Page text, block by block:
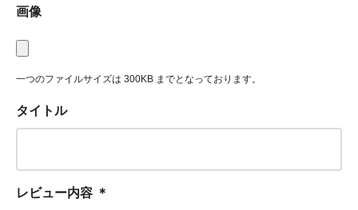
画像
一つのファイルサイズは 300KB までとなっております。
タイトル
レビュー内容 ＊